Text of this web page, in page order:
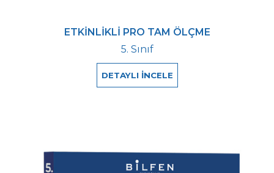
ETKİNLİKLİ PRO TAM ÖLÇME
5. Sınıf
DETAYLI İNCELE